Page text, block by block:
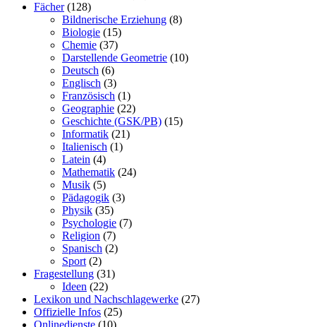
Fächer(128)
Bildnerische Erziehung (8)
Biologie (15)
Chemie (37)
Darstellende Geometrie (10)
Deutsch (6)
Englisch (3)
Französisch (1)
Geographie (22)
Geschichte (GSK/PB) (15)
Informatik (21)
Italienisch (1)
Latein (4)
Mathematik (24)
Musik (5)
Pädagogik (3)
Physik (35)
Psychologie (7)
Religion (7)
Spanisch (2)
Sport (2)
Fragestellung (31)
Ideen (22)
Lexikon und Nachschlagewerke (27)
Offizielle Infos (25)
Onlinedienste (10)